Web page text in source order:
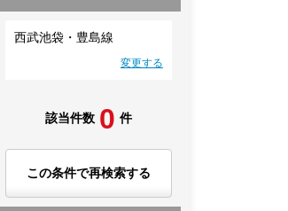
西武池袋・豊島線
変更する
該当件数 0 件
この条件で再検索する